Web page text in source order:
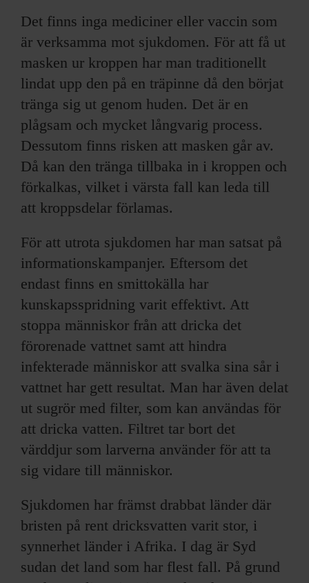
Det finns inga mediciner eller vaccin som
är verksamma mot sjukdomen. För att få ut
masken ur kroppen har man traditionellt
lindat upp den på en träpinne då den börjat
tränga sig ut genom huden. Det är en
plågsam och mycket långvarig process.
Dessutom finns risken att masken går av.
Då kan den tränga tillbaka in i kroppen och
förkalkas, vilket i värsta fall kan leda till
att kroppsdelar förlamas.
För att utrota sjukdomen har man satsat på
informationskampanjer. Eftersom det
endast finns en smittokälla har
kunskapsspridning varit effektivt. Att
stoppa människor från att dricka det
förorenade vattnet samt att hindra
infekterade människor att svalka sina sår i
vattnet har gett resultat. Man har även delat
ut sugrör med filter, som kan användas för
att dricka vatten. Filtret tar bort det
värddjur som larverna använder för att ta
sig vidare till människor.
Sjukdomen har främst drabbat länder där
bristen på rent dricksvatten varit stor, i
synnerhet länder i Afrika. I dag är Syd
sudan det land som har flest fall. På grund